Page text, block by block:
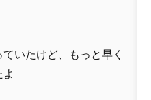
いたけど、もっと早く